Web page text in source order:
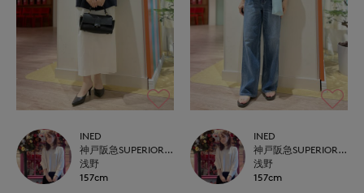
INED
神戸阪急SUPERIORCLOSET
浅野
157cm
INED
神戸阪急SUPERIORCLOSET
浅野
157cm